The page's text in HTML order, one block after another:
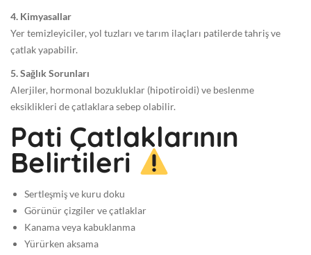
4. Kimyasallar
Yer temizleyiciler, yol tuzları ve tarım ilaçları patilerde tahriş ve
çatlak yapabilir.
5. Sağlık Sorunları
Alerjiler, hormonal bozukluklar (hipotiroidi) ve beslenme
eksiklikleri de çatlaklara sebep olabilir.
Pati Çatlaklarının
Belirtileri
Sertleşmiş ve kuru doku
Görünür çizgiler ve çatlaklar
Kanama veya kabuklanma
Yürürken aksama